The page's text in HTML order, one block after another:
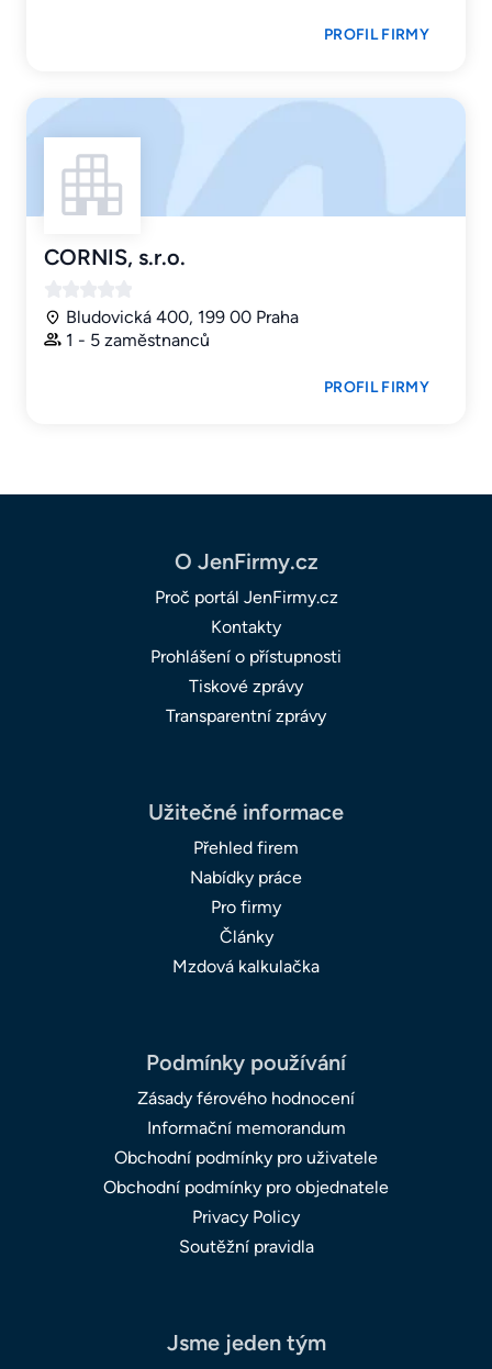
PROFIL FIRMY
CORNIS, s.r.o.
Bludovická 400, 199 00 Praha
1 - 5 zaměstnanců
PROFIL FIRMY
O JenFirmy.cz
Proč portál JenFirmy.cz
Kontakty
Prohlášení o přístupnosti
Tiskové zprávy
Transparentní zprávy
Užitečné informace
Přehled firem
Nabídky práce
Pro firmy
Články
Mzdová kalkulačka
Podmínky používání
Zásady férového hodnocení
Informační memorandum
Obchodní podmínky pro uživatele
Obchodní podmínky pro objednatele
Privacy Policy
Soutěžní pravidla
Jsme jeden tým